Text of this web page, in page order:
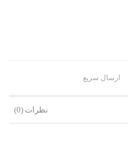
ارسال سریع
نظرات (0)